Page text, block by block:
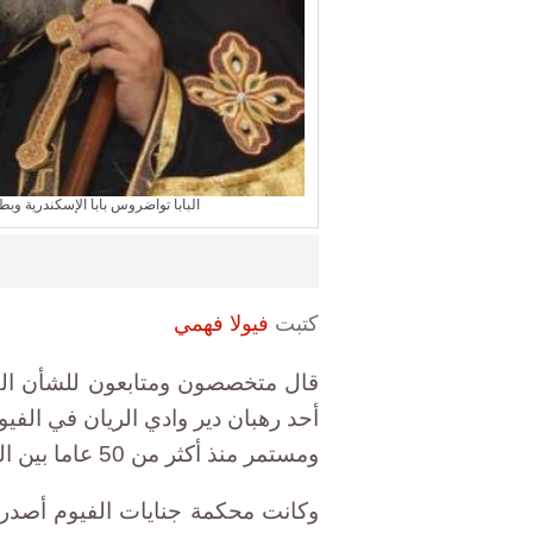
البابا تواضروس بابا الإسكندرية وبطريرك الكرازة
كتبت فيولا فهمي
قال متخصصون ومتابعون للشأن
أحد رهبان دير وادي الريان في
ومستمر منذ أكثر من 50 عاما بين الكنيسة وبعض الأديرة".
وكانت محكمة جنايات الفيوم